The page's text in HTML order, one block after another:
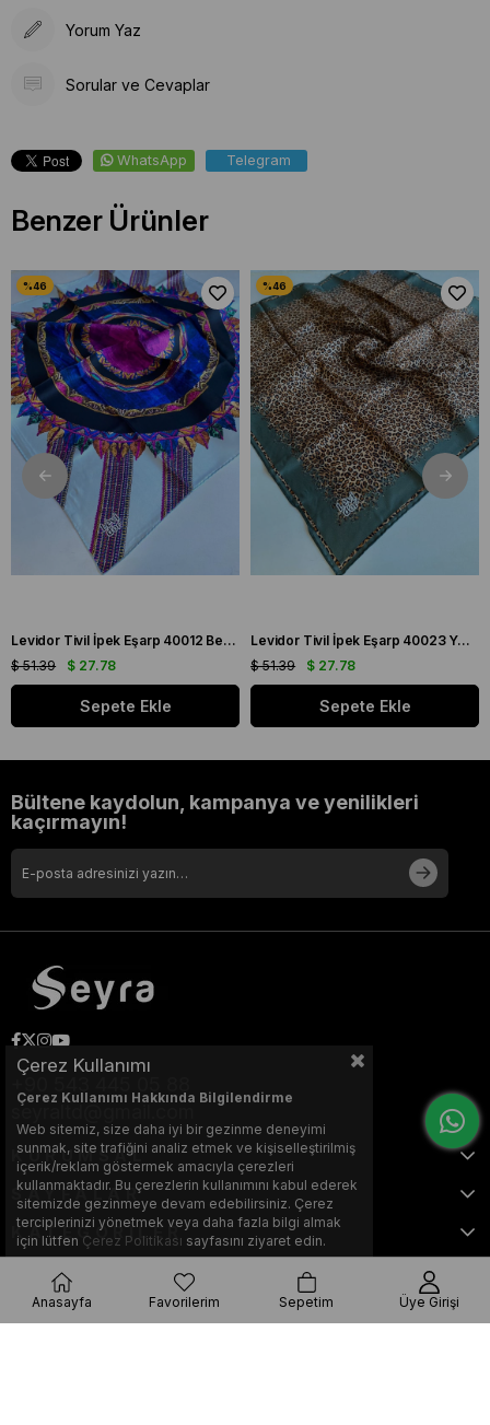
Yorum Yaz
Sorular ve Cevaplar
WhatsApp Telegram
Benzer Ürünler
Levidor Tivil İpek Eşarp 40012 Beyaz Karışık Desen
$ 27.78
$ 51.39
Sepete Ekle
Levidor Tivil İpek Eşarp 40023 Yeşil Karışık Desen
$ 27.78
$ 51.39
Sepete Ekle
Bültene kaydolun, kampanya ve yenilikleri
kaçırmayın!
seyraltd@gmail.com
KURUMSAL
SAYFALAR
KATEGORİLER
Bu web sitesi, Nihat KILIÇARSLAN tarafından tasarlanmış ve optimize
Çerez Kullanımı
Çerez Kullanımı Hakkında Bilgilendirme
Web sitemiz, size daha iyi bir gezinme deneyimi
sunmak, site trafiğini analiz etmek ve kişiselleştirilmiş
içerik/reklam göstermek amacıyla çerezleri
kullanmaktadır. Bu çerezlerin kullanımını kabul ederek
sitemizde gezinmeye devam edebilirsiniz. Çerez
terciplerinizi yönetmek veya daha fazla bilgi almak
için lütfen Çerez Politikası sayfasını ziyaret edin.
Anasayfa Favorilerim Sepetim Üye Girişi